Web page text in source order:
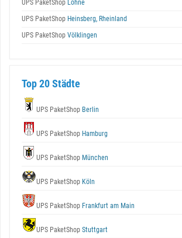
UPS PaketShop Löhne
UPS PaketShop Heinsberg, Rheinland
UPS PaketShop Völklingen
Top 20 Städte
UPS PaketShop Berlin
UPS PaketShop Hamburg
UPS PaketShop München
UPS PaketShop Köln
UPS PaketShop Frankfurt am Main
UPS PaketShop Stuttgart